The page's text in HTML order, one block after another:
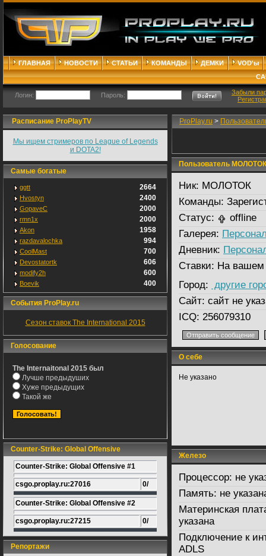
ГЛАВНАЯ НОВОСТИ СТАТЬИ КОМАНДЫ ДЕМКИ
VOD'ы
Логин: Пароль:
Забыли
Расписание ProPlayTV
Мы ищем стримеров по League of Legends
и DOTA2!
Самые богатые
ggtt 2664
Hvostyn 2400
GopaveC 2000
rmn1x 2000
Akon 1958
razdavalochka 994
CoolMast 700
Devostatortk 606
modify2h 600
Boevik 400
События ProPlay.ru
Сезон ставок The International 2015
Голосование
The Internaitonal 2015 был
Лучше предыдуших
Хуже предыдущих
Такой же
Counter-Strike: Global Offensive
Counter-Strike: Global Offensive #1
csgo.proplay.ru:27016 0/
Counter-Strike: Global Offensive #2
csgo.proplay.ru:27215 0/
Репортажи
ProPlay.ru >
Пользователь МОЛОТОК
Ник: МОЛОТОК
Команды:
Статус:
offline
Галерея:
Дневник:
Ставки: На вашем
Город: другие
Сайт: сайт не
ICQ: 256079310
О себе
Не указано
Железо
Процессор: не
Память: не
Материнская
указана
Подключение к
ADLS